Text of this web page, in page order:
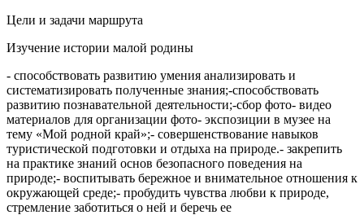
Цели и задачи маршрута
Изучение истории малой родины
- способствовать развитию умения анализировать и
систематизировать полученные знания;-способствовать
развитию познавательной деятельности;-сбор фото- видео
материалов для организации фото- экспозиции в музее на
тему «Мой родной край»;- совершенствование навыков
туристической подготовки и отдыха на природе.- закрепить
на практике знаний основ безопасного поведения на
природе;- воспитывать бережное и внимательное отношения к
окружающей среде;- пробудить чувства любви к природе,
стремление заботиться о ней и беречь ее